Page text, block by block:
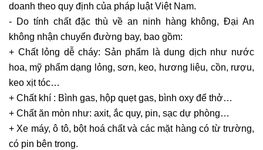
doanh theo quy định của pháp luật Việt Nam.
- Do tính chất đặc thù về an ninh hàng không, Đại An
không nhận chuyển đường bay, bao gồm:
+ Chất lỏng dễ cháy: Sản phẩm là dung dịch như nước
hoa, mỹ phẩm dạng lỏng, sơn, keo, hương liệu, cồn, rượu,
keo xịt tóc…
+ Chất khí : Bình gas, hộp quẹt gas, bình oxy để thở…
+ Chất ăn mòn như: axit, ắc quy, pin, sạc dự phòng…
+ Xe máy, ô tô, bột hoá chất và các mặt hàng có từ trường,
có pin bên trong.